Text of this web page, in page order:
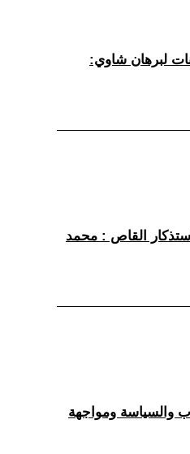
لبرهان شاوي:
القاص : محمد
والسياسة ومواجهة